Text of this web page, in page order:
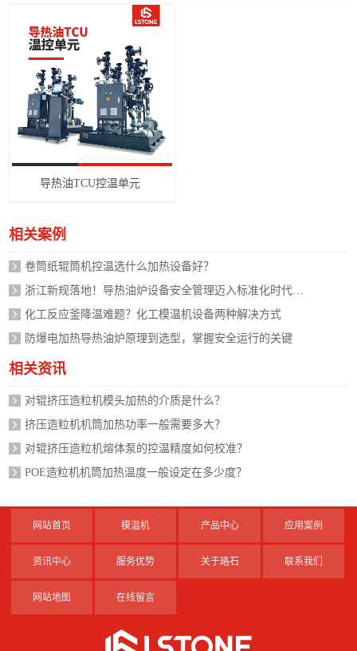
导热油TCU控温单元
相关案例
卷筒纸辊筒机控温选什么加热设备好？
化工反应釜降温难题？化工模温机设备两种解决方式
防爆电加热导热油炉原理到选型，掌握安全运行的关键
相关资讯
对辊挤压造粒机模头加热的介质是什么？
挤压造粒机机筒加热功率一般需要多大？
对辊挤压造粒机熔体泵的控温精度如何校准？
POE造粒机机筒加热温度一般设定在多少度？
网站首页 模温机 产品中心 应用案例
资讯中心 服务优势 关于珞石 联系我们
网站地图 在线留言